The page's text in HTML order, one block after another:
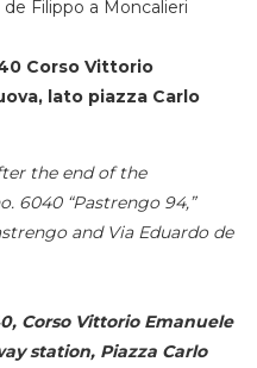
Filippo a Moncalieri
Corso Vittorio
lato piazza Carlo
the end of the
6040 “Pastrengo 94,”
and Via Eduardo de
Corso Vittorio Emanuele
station, Piazza Carlo